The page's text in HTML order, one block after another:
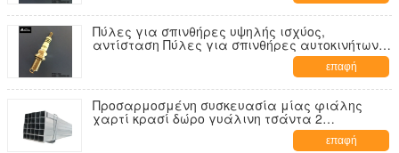
Πύλες για σπινθήρες υψηλής ισχύος,
αντίσταση Πύλες για σπινθήρες αυτοκινήτων
για Audi / Passat / Mitsubishi K7RTC επαφή
Προσαρμοσμένη συσκευασία μίας φιάλης
χαρτί κρασί δώρο γυάλινη τσάντα 2
μπουκάλια μαύρο κρασί tote carry bagsεπαφή